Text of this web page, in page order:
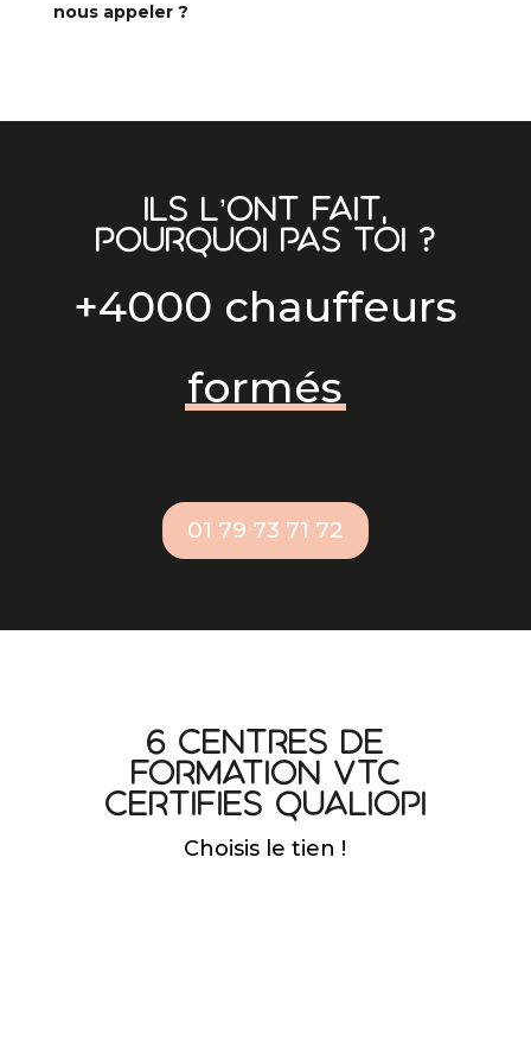
nous appeler ?
Ils l’ont fait,
pourquoi pas toi ?
+4000 chauffeurs
formés
01 79 73 71 72
6 centres de
formation VTC
certifies qualiopi
Choisis le tien !